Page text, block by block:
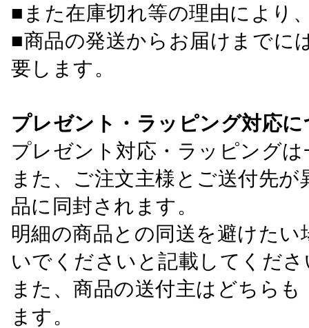
■また在庫切れ等の理由により
■商品の発送からお届けまでに
要します。
プレゼント・ラッピング対応
プレゼント対応・ラッピング
また、ご注文主様とご送付先
品に同封されます。
明細の商品との同送を避けた
いでくださいと記載してくださ
また、商品の送付主はどちら
ます。